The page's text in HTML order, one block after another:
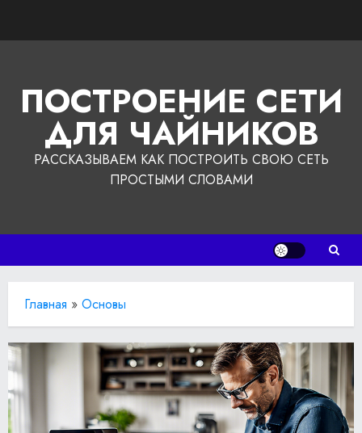
ПОСТРОЕНИЕ СЕТИ
ДЛЯ ЧАЙНИКОВ
РАССКАЗЫВАЕМ КАК ПОСТРОИТЬ СВОЮ СЕТЬ
ПРОСТЫМИ СЛОВАМИ
Главная » Основы